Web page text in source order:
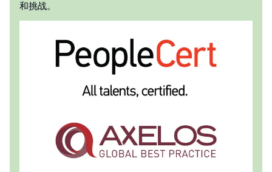
和挑战。